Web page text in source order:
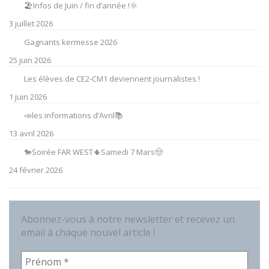
🏖️Infos de Juin / fin d’année !🌞
3 juillet 2026
Gagnants kermesse 2026
25 juin 2026
Les élèves de CE2-CM1 deviennent journalistes !
1 juin 2026
📣les informations d’Avril📚
13 avril 2026
🐎Soirée FAR WEST🌵Samedi 7 Mars🤠
24 février 2026
Abonnez-vous à notre newsletter et recevez un
email à chaque nouvel article !